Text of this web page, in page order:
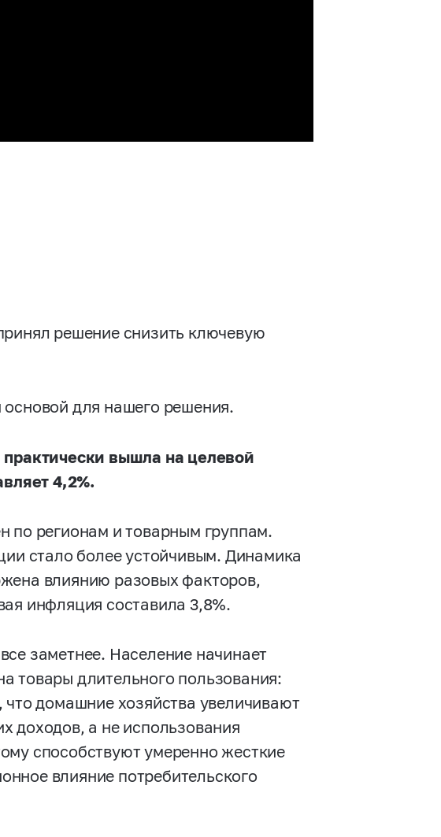
решение снизить ключевую
для нашего решения.
вышла на целевой
4,2%.
по регионам и товарным группам.
стало более устойчивым. Динамика
влиянию разовых факторов,
инфляция составила 3,8%.
заметнее. Население начинает
товары длительного пользования:
домашние хозяйства увеличивают
доходов, а не использования
способствуют умеренно жесткие
влияние потребительского